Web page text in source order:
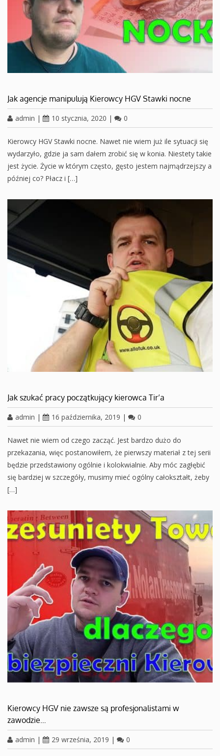
Jak agencje manipulują Kierowcy HGV Stawki nocne
admin | 10 stycznia, 2020 | 0
Kierowcy HGV Stawki nocne. Nawet nie wiem już ile sytuacji się
wydarzyło, gdzie ja sam dałem zrobić się w konia. Niestety takie
jest życie. Życie w którym często, gęsto jestem najmądrzejszy a
później co? Płacz i […]
Jak szukać pracy początkujący kierowca Tir’a
admin | 16 października, 2019 | 0
Nawet nie wiem od czego zacząć. Jest bardzo dużo do
przekazania, więc postanowiłem, że pierwszy materiał z tej serii
będzie przedstawiony ogólnie i kolokwialnie. Aby móc zagłębić
się bardziej w szczegóły, musimy mieć ogólny całokształt, żeby
[…]
Kierowcy HGV nie zawsze są profesjonalistami w
zawodzie…
admin | 29 września, 2019 | 0